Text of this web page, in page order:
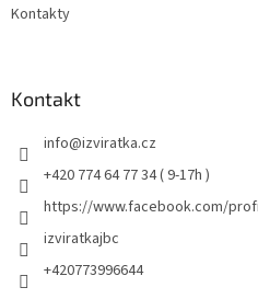
Kontakty
Kontakt
info@izviratka.cz
+420 774 64 77 34 ( 9-17h )
https://www.facebook.com/
izviratkajbc
+420773996644